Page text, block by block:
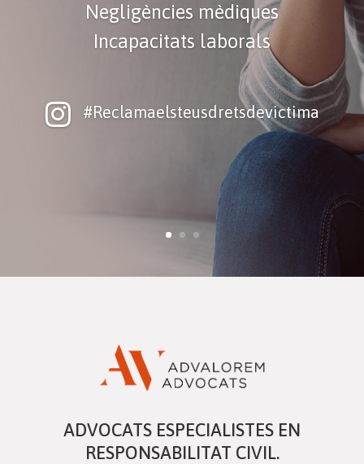
Negligències mèdiques
Incapacitats laborals
#Reclamaelsteusdretsdevictima
ADVOCATS ESPECIALISTES EN
RESPONSABILITAT CIVIL.